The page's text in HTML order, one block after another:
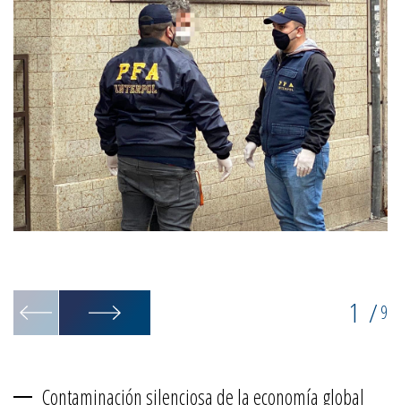
1 /9
Contaminación silenciosa de la economía global